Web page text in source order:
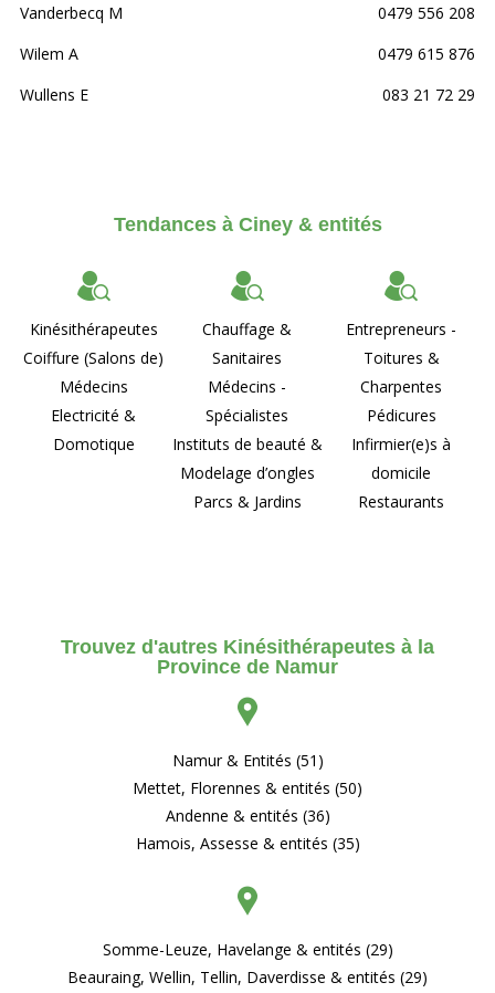
Vanderbecq M
0479 556 208
Wilem A
0479 615 876
Wullens E
083 21 72 29
Tendances à Ciney & entités
Kinésithérapeutes
Coiffure (Salons de)
Médecins
Electricité &
Domotique
Chauffage &
Sanitaires
Médecins -
Spécialistes
Instituts de beauté &
Modelage d’ongles
Parcs & Jardins
Entrepreneurs -
Toitures &
Charpentes
Pédicures
Infirmier(e)s à
domicile
Restaurants
Trouvez d'autres Kinésithérapeutes à la
Province de Namur
Namur & Entités (51)
Mettet, Florennes & entités (50)
Andenne & entités (36)
Hamois, Assesse & entités (35)
Somme-Leuze, Havelange & entités (29)
Beauraing, Wellin, Tellin, Daverdisse & entités (29)